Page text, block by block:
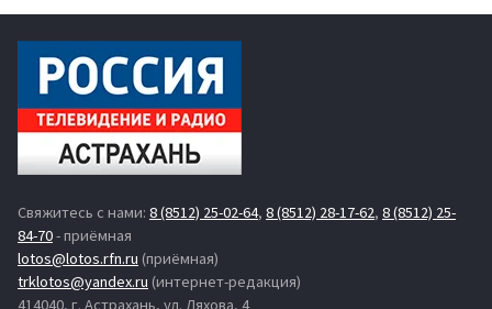
Свяжитесь с нами: 8 (8512) 25-02-64, 8 (8512) 28-17-62, 8 (8512) 25-
84-70- приёмная
lotos@lotos.rfn.ru (приёмная)
trklotos@yandex.ru (интернет-редакция)